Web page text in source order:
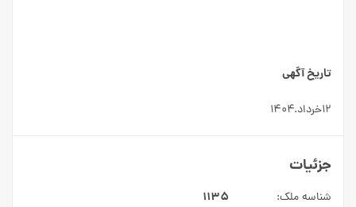
تاریخ آگهی
۱۲خرداد.۱۴۰۴
جزئیات
شناسه ملک: ۱۱۳۵